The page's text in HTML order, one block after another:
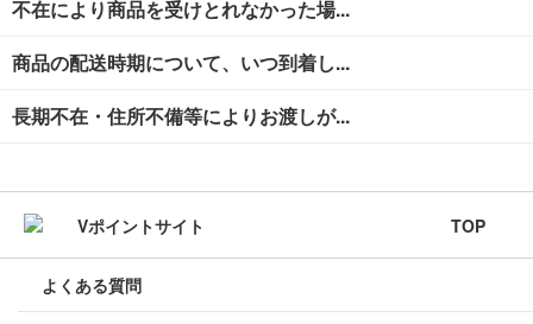
不在により商品を受けとれなかった場...
商品の配送時期について、いつ到着し...
長期不在・住所不備等によりお渡しが...
TOP
よくある質問